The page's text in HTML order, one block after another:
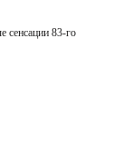
сенсации 83-го